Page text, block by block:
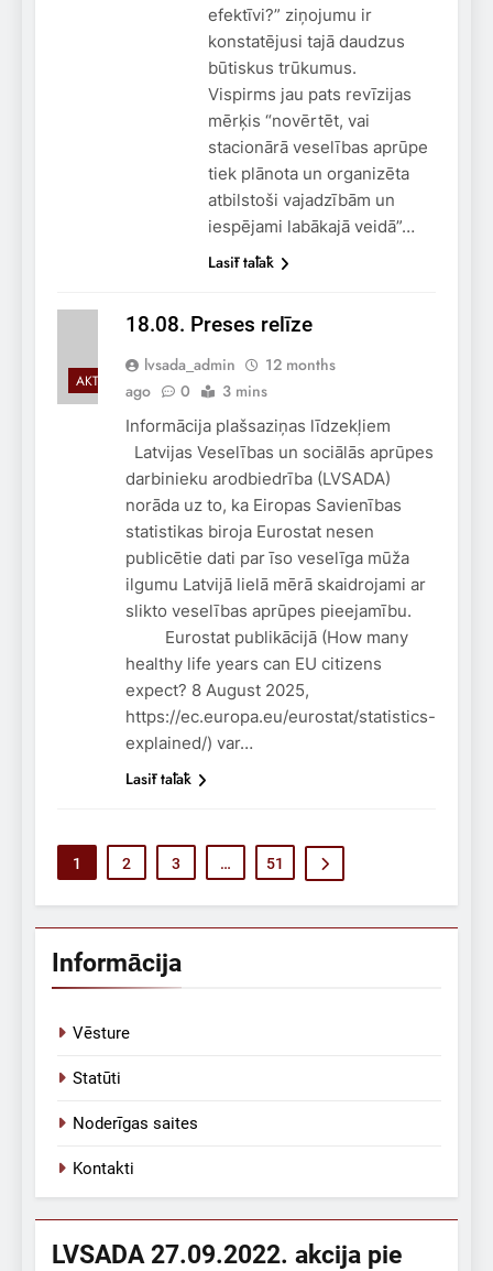
efektīvi?” ziņojumu ir
konstatējusi tajā daudzus
būtiskus trūkumus.
Vispirms jau pats revīzijas
mērķis “novērtēt, vai
stacionārā veselības aprūpe
tiek plānota un organizēta
atbilstoši vajadzībām un
iespējami labākajā veidā”…
Lasīt tālāk
AKTUALITĀTES
18.08. Preses relīze
lvsada_admin
12 months
ago
0 3 mins
Informācija plašsaziņas līdzekļiem
Latvijas Veselības un sociālās aprūpes
darbinieku arodbiedrība (LVSADA)
norāda uz to, ka Eiropas Savienības
statistikas biroja Eurostat nesen
publicētie dati par īso veselīga mūža
ilgumu Latvijā lielā mērā skaidrojami ar
slikto veselības aprūpes pieejamību.
Eurostat publikācijā (How many
healthy life years can EU citizens
expect? 8 August 2025,
https://ec.europa.eu/eurostat/statistics-
explained/) var…
Lasīt tālāk
1 2 3 … 51
Informācija
Vēsture
Statūti
Noderīgas saites
Kontakti
LVSADA 27.09.2022. akcija pie